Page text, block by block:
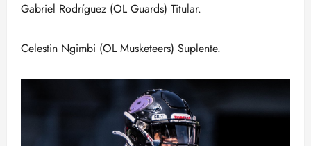
Gabriel Rodríguez (OL Guards) Titular.
Celestin Ngimbi (OL Musketeers) Suplente.